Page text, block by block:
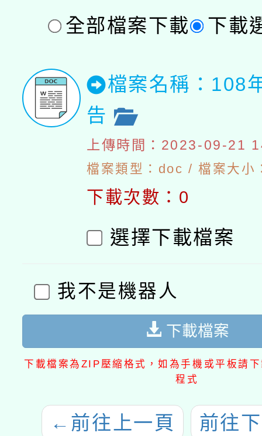
全部檔案下載 下載
檔案名稱：108
告
上傳時間：2023-09-21
檔案類型：doc / 檔案大小
下載次數：0
選擇下載檔案
我不是機器人
下載檔案
下載檔案為ZIP壓縮格式，如為手機或平板請
程式
← 前往上一頁 前往